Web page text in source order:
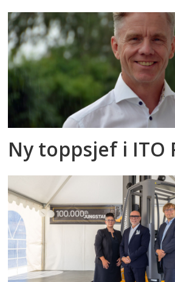
Ny toppsjef i ITO